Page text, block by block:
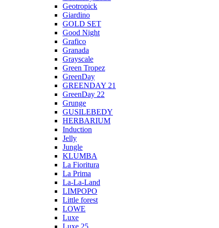
Geotropick
Giardino
GOLD SET
Good Night
Grafico
Granada
Grayscale
Green Tropez
GreenDay
GREENDAY 21
GreenDay 22
Grunge
GUSILEBEDY
HERBARIUM
Induction
Jelly
Jungle
KLUMBA
La Fioritura
La Prima
La-La-Land
LIMPOPO
Little forest
LOWE
Luxe
Luxe 25